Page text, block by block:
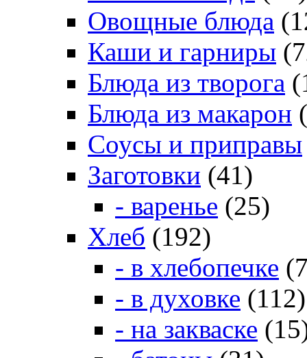
Овощные блюда
Каши и гарниры
Блюда из творога
Блюда из макарон
Соусы и приправы
Заготовки (41)
- варенье (25)
Хлеб (192)
- в хлебопечке
- в духовке (112)
- на закваске